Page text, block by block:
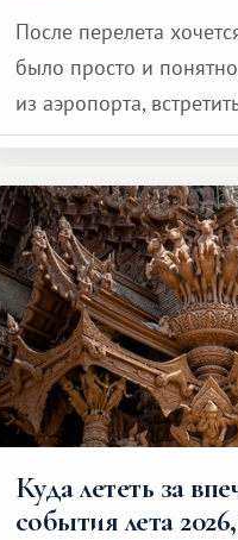
После перелета
было просто и
из аэропорта, встретить
представителя
и спокойно доехать до
Куда лететь за
события лета